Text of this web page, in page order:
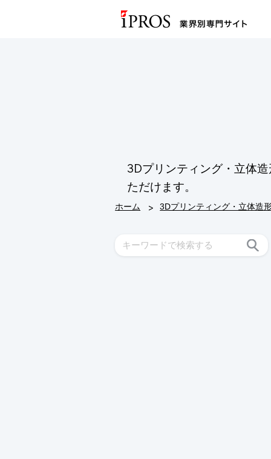
3Dプリンティング・立体
ただけます。
ホーム > 3Dプリンティング・立体造